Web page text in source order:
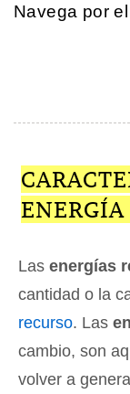
Navega por
ENERGÍA
Las energías
cantidad o la
recurso. Las
cambio, son
volver a